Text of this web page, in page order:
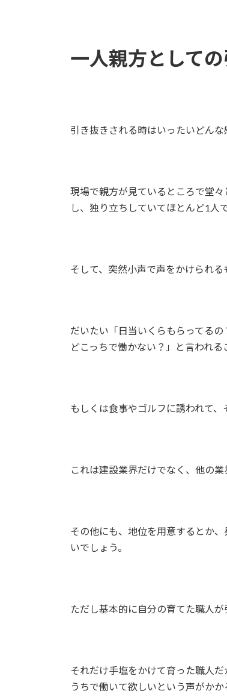
一人親方として
引き抜きされる時はいったいどんな
現場で親方が見ているところで堂
し、独り立ちしていてほとんど1人
そして、突然小声で声をかけられる
だいたい「日当いくらもらってる
どこっちで働かない？」と言われる
もしくは食事やゴルフに誘われて、
これは建設業界だけでなく、他の業
その他にも、地位を用意するとか
いでしょう。
ただし基本的に自分の育てた職人が
それだけ手塩をかけて育った職人
うちで働いて欲しいという声がか